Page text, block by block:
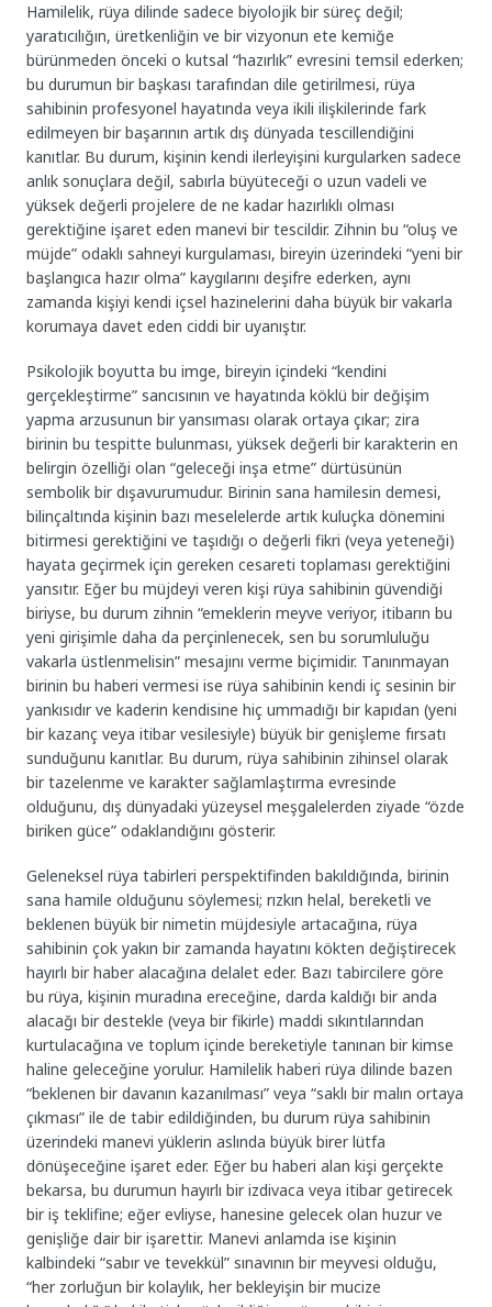
Hamilelik, rüya dilinde sadece biyolojik bir süreç değil;
yaratıcılığın, üretkenliğin ve bir vizyonun ete kemiğe
bürünmeden önceki o kutsal “hazırlık” evresini temsil ederken;
bu durumun bir başkası tarafından dile getirilmesi, rüya
sahibinin profesyonel hayatında veya ikili ilişkilerinde fark
edilmeyen bir başarının artık dış dünyada tescillendiğini
kanıtlar. Bu durum, kişinin kendi ilerleyişini kurgularken sadece
anlık sonuçlara değil, sabırla büyüteceği o uzun vadeli ve
yüksek değerli projelere de ne kadar hazırlıklı olması
gerektiğine işaret eden manevi bir tescildir. Zihnin bu “oluş ve
müjde” odaklı sahneyi kurgulaması, bireyin üzerindeki “yeni bir
başlangıca hazır olma” kaygılarını deşifre ederken, aynı
zamanda kişiyi kendi içsel hazinelerini daha büyük bir vakarla
korumaya davet eden ciddi bir uyanıştır.
Psikolojik boyutta bu imge, bireyin içindeki “kendini
gerçekleştirme” sancısının ve hayatında köklü bir değişim
yapma arzusunun bir yansıması olarak ortaya çıkar; zira
birinin bu tespitte bulunması, yüksek değerli bir karakterin en
belirgin özelliği olan “geleceği inşa etme” dürtüsünün
sembolik bir dışavurumudur. Birinin sana hamilesin demesi,
bilinçaltında kişinin bazı meselelerde artık kuluçka dönemini
bitirmesi gerektiğini ve taşıdığı o değerli fikri (veya yeteneği)
hayata geçirmek için gereken cesareti toplaması gerektiğini
yansıtır. Eğer bu müjdeyi veren kişi rüya sahibinin güvendiği
biriyse, bu durum zihnin “emeklerin meyve veriyor, itibarın bu
yeni girişimle daha da perçinlenecek, sen bu sorumluluğu
vakarla üstlenmelisin” mesajını verme biçimidir. Tanınmayan
birinin bu haberi vermesi ise rüya sahibinin kendi iç sesinin bir
yankısıdır ve kaderin kendisine hiç ummadığı bir kapıdan (yeni
bir kazanç veya itibar vesilesiyle) büyük bir genişleme fırsatı
sunduğunu kanıtlar. Bu durum, rüya sahibinin zihinsel olarak
bir tazelenme ve karakter sağlamlaştırma evresinde
olduğunu, dış dünyadaki yüzeysel meşgalelerden ziyade “özde
biriken güce” odaklandığını gösterir.
Geleneksel rüya tabirleri perspektifinden bakıldığında, birinin
sana hamile olduğunu söylemesi; rızkın helal, bereketli ve
beklenen büyük bir nimetin müjdesiyle artacağına, rüya
sahibinin çok yakın bir zamanda hayatını kökten değiştirecek
hayırlı bir haber alacağına delalet eder. Bazı tabircilere göre
bu rüya, kişinin muradına ereceğine, darda kaldığı bir anda
alacağı bir destekle (veya bir fikirle) maddi sıkıntılarından
kurtulacağına ve toplum içinde bereketiyle tanınan bir kimse
haline geleceğine yorulur. Hamilelik haberi rüya dilinde bazen
“beklenen bir davanın kazanılması” veya “saklı bir malın ortaya
çıkması” ile de tabir edildiğinden, bu durum rüya sahibinin
üzerindeki manevi yüklerin aslında büyük birer lütfa
dönüşeceğine işaret eder. Eğer bu haberi alan kişi gerçekte
bekarsa, bu durumun hayırlı bir izdivaca veya itibar getirecek
bir iş teklifine; eğer evliyse, hanesine gelecek olan huzur ve
genişliğe dair bir işarettir. Manevi anlamda ise kişinin
kalbindeki “sabır ve tevekkül” sınavının bir meyvesi olduğu,
“her zorluğun bir kolaylık, her bekleyişin bir mucize